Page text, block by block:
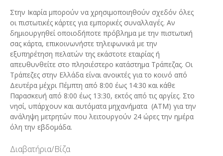
Στην Ικαρία μπορούν να χρησιμοποιηθούν σχεδόν όλες
οι πιστωτικές κάρτες για εμπορικές συναλλαγές. Αν
δημιουργηθεί οποιοδήποτε πρόβλημα με την πιστωτική
σας κάρτα, επικοινωνήστε τηλεφωνικά με την
εξυπηρέτηση πελατών της εκάστοτε εταιρίας ή
απευθυνθείτε στο πλησιέστερο κατάστημα Τράπεζας. Οι
Τράπεζες στην Ελλάδα είναι ανοικτές για το κοινό από
Δευτέρα μέχρι Πέμπτη από 8:00 έως 14:30 και κάθε
Παρασκευή από 8:00 έως 13:30, εκτός από τις αργίες. Στο
νησί, υπάρχουν και αυτόματα μηχανήματα (ΑΤΜ) για την
ανάληψη μετρητών που λειτουργούν 24 ώρες την ημέρα
όλη την εβδομάδα.
Διαβατήρια/Βίζα